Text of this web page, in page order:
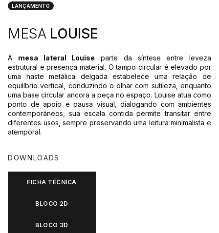
LANÇAMENTO
MESA LOUISE
A mesa lateral Louise parte da síntese entre leveza
estrutural e presença material. O tampo circular é elevado por
uma haste metálica delgada estabelece uma relação de
equilíbrio vertical, conduzindo o olhar com sutileza, enquanto
uma base circular ancora a peça no espaço. Louise atua como
ponto de apoio e pausa visual, dialogando com ambientes
contemporâneos, sua escala contida permite transitar entre
diferentes usos, sempre preservando uma leitura minimalista e
atemporal.
DOWNLOADS
FICHA TÉCNICA
BLOCO 2D
BLOCO 3D